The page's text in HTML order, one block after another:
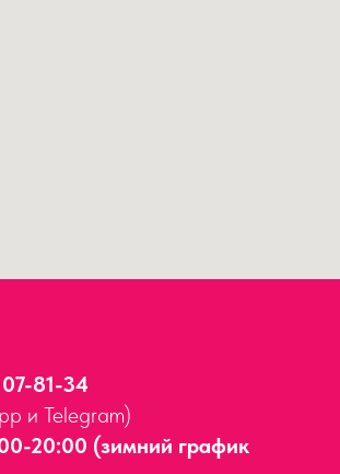
81-34
и Telegram)
20:00 (зимний график